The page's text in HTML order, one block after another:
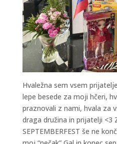
Hvaležna sem vsem
lepe besede za moji hčeri,
praznovali z nami, hvala za
draga družina in prijatelji <3
SEPTEMBERFEST še ne